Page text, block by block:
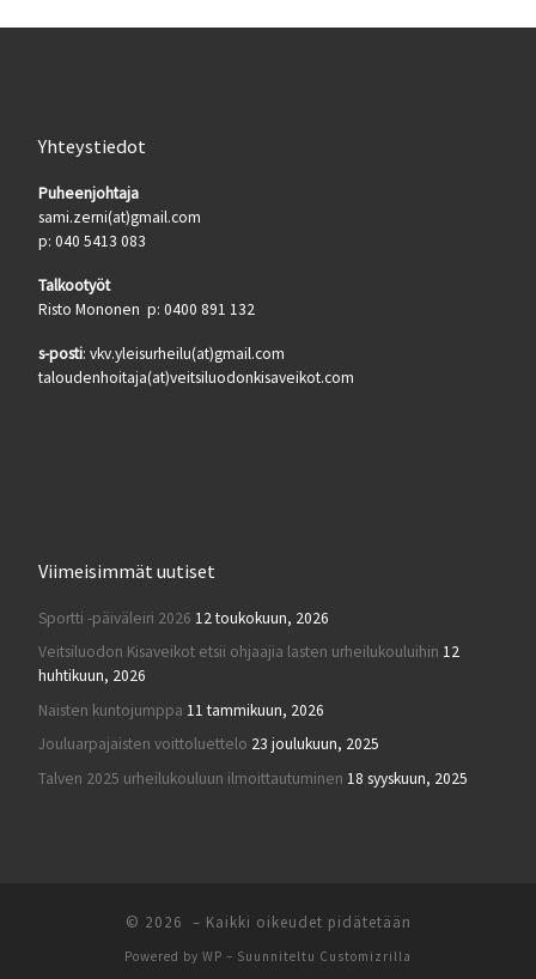
Yhteystiedot
Puheenjohtaja
sami.zerni(at)gmail.com
p: 040 5413 083
Talkootyöt
Risto Mononen p: 0400 891 132
s-posti: vkv.yleisurheilu(at)gmail.com
taloudenhoitaja(at)veitsiluodonkisaveikot.com
Viimeisimmät uutiset
Sportti -päiväleiri 2026 12 toukokuun, 2026
Veitsiluodon Kisaveikot etsii ohjaajia lasten urheilukouluihin 12
huhtikuun, 2026
Naisten kuntojumppa 11 tammikuun, 2026
Jouluarpajaisten voittoluettelo 23 joulukuun, 2025
Talven 2025 urheilukouluun ilmoittautuminen 18 syyskuun, 2025
© 2026 – Kaikki oikeudet pidätetään
Powered by WP – Suunniteltu Customizrilla